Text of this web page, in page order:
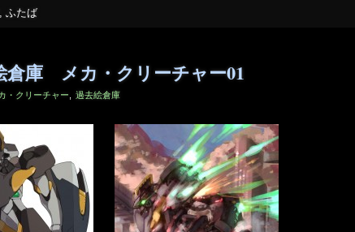
, ふたば
倉庫 メカ・クリーチャー01
・クリーチャー 過去絵倉庫